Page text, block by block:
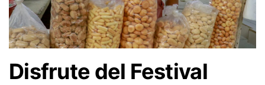
Disfrute del Festival